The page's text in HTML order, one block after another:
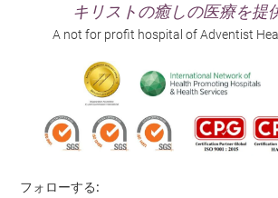
キリストの癒しの医療を提
A not for profit hospital of Adventist
フォローする: